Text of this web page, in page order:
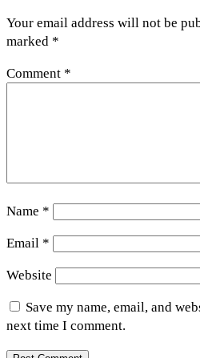
Your email address will not be
marked *
Comment *
Name *
Email *
Website
Save my name, email, and
next time I comment.